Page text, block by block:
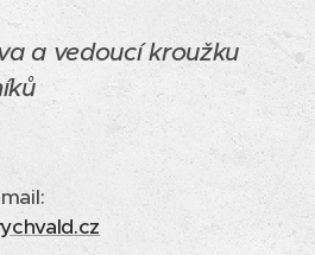
a vedoucí kroužku